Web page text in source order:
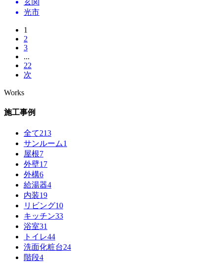
光市
1
2
3
...
22
次
Works
施工事例
全て213
サンルーム1
屋根7
外壁17
外構6
給湯器4
内装19
リビング10
キッチン33
浴室31
トイレ44
洗面化粧台24
階段4